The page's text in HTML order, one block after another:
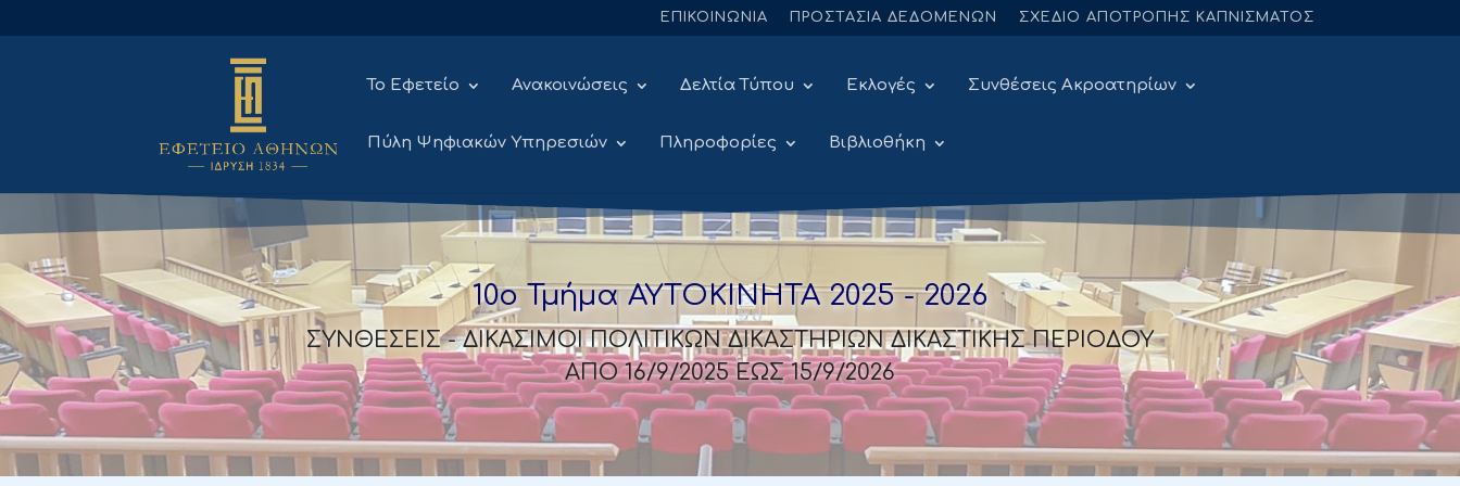
ΕΠΙΚΟΙΝΩΝΙΑ ΠΡΟΣΤΑΣΙΑ ΔΕΔΟΜΕΝΩΝ ΣΧΕΔΙΟ ΑΠΟΤΡΟΠΗΣ ΚΑΠΝΙΣΜΑΤΟΣ
Το Εφετείο Ανακοινώσεις Δελτία Τύπου Εκλογές Συνθέσεις Ακροατηρίων
Πύλη Ψηφιακών Υπηρεσιών Πληροφορίες Βιβλιοθήκη
10ο Τμήμα ΑΥΤΟΚΙΝΗΤΑ 2025 - 2026
ΣΥΝΘΕΣΕΙΣ - ΔΙΚΑΣΙΜΟΙ ΠΟΛΙΤΙΚΩΝ ΔΙΚΑΣΤΗΡΙΩΝ ΔΙΚΑΣΤΙΚΗΣ ΠΕΡΙΟΔΟΥ
ΑΠΟ 16/9/2025 ΕΩΣ 15/9/2026